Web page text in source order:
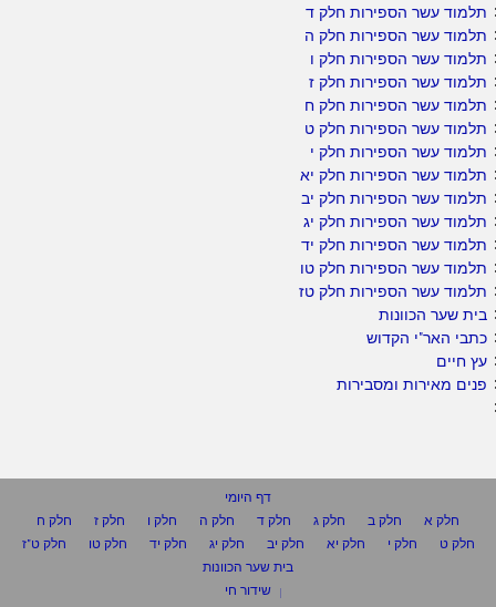
תלמוד עשר הספירות חלק ד
תלמוד עשר הספירות חלק ה
תלמוד עשר הספירות חלק ו
תלמוד עשר הספירות חלק ז
תלמוד עשר הספירות חלק ח
תלמוד עשר הספירות חלק ט
תלמוד עשר הספירות חלק י
תלמוד עשר הספירות חלק יא
תלמוד עשר הספירות חלק יב
תלמוד עשר הספירות חלק יג
תלמוד עשר הספירות חלק יד
תלמוד עשר הספירות חלק טו
תלמוד עשר הספירות חלק טז
בית שער הכוונות
כתבי האר"י הקדוש
עץ חיים
פנים מאירות ומסבירות
דף היומי
חלק א
חלק ב חלק ג חלק ד חלק ה חלק ו חלק ז
חלק ח
חלק ט
חלק י חלק יא חלק יב חלק יג חלק יד חלק טו
חלק ט"ז
בית שער הכוונות
שידור חי